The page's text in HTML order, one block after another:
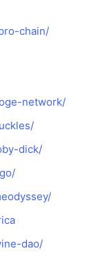
chain/
network/
dick/
dao/